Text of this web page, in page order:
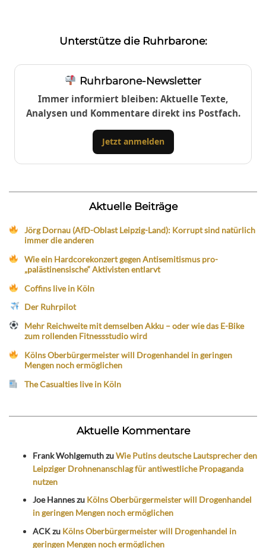
Unterstütze die Ruhrbarone:
Ruhrbarone-Newsletter
Immer informiert bleiben: Aktuelle Texte,
Analysen und Kommentare direkt ins Postfach.
Jetzt anmelden
Aktuelle Beiträge
Jörg Dornau (AfD-Oblast Leipzig-Land): Korrupt sind natürlich
immer die anderen
Wie ein Hardcorekonzert gegen Antisemitismus pro-
„palästinensische“ Aktivisten entlarvt
Coffins live in Köln
Der Ruhrpilot
Mehr Reichweite mit demselben Akku – oder wie das E-Bike
zum rollenden Fitnessstudio wird
Kölns Oberbürgermeister will Drogenhandel in geringen
Mengen noch ermöglichen
The Casualties live in Köln
Aktuelle Kommentare
Frank WohlgemuthzuWie Putins deutsche Lautsprecher den
Leipziger Drohnenanschlag für antiwestliche Propaganda
nutzen
Joe Hanneszu Kölns Oberbürgermeister will Drogenhandel
in geringen Mengen noch ermöglichen
ACKzu Kölns Oberbürgermeister will Drogenhandel in
geringen Mengen noch ermöglichen